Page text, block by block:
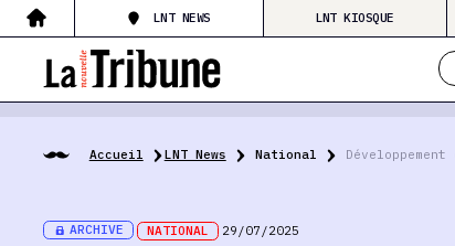
LNT NEWS LNT KIOSQUE
Accueil LNT News National
ARCHIVE NATIONAL
29/07/2025